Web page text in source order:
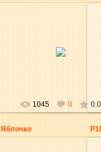
1045 0 0.0
Яблочко